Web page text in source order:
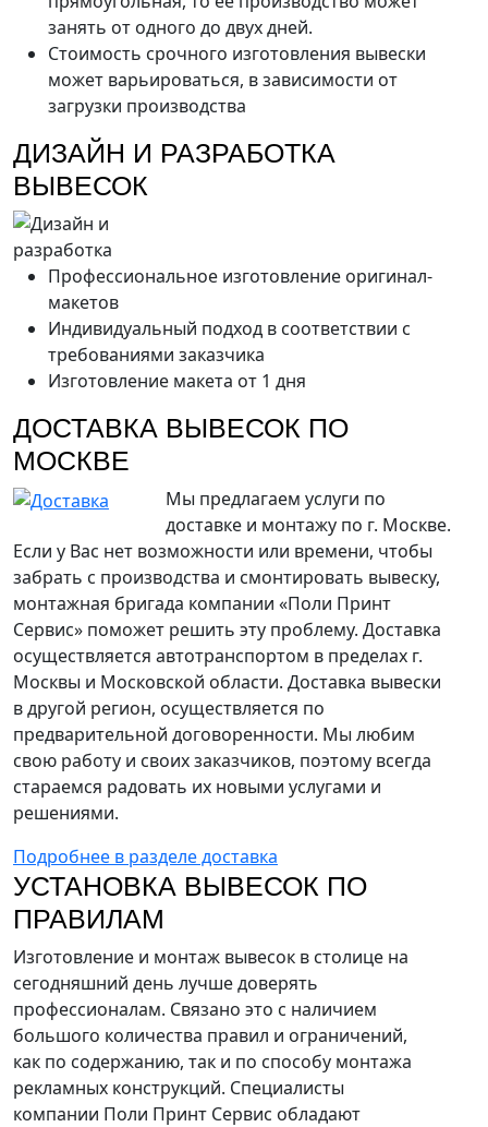
занять от одного до двух дней.
Стоимость срочного изготовления вывески
может варьироваться, в зависимости от
загрузки производства
ДИЗАЙН И РАЗРАБОТКА
ВЫВЕСОК
Профессиональное изготовление оригинал-
макетов
Индивидуальный подход в соответствии с
требованиями заказчика
Изготовление макета от 1 дня
ДОСТАВКА ВЫВЕСОК ПО
МОСКВЕ
Мы предлагаем услуги по
доставке и монтажу по г. Москве.
Если у Вас нет возможности или времени, чтобы
забрать с производства и смонтировать вывеску,
монтажная бригада компании «Поли Принт
Сервис» поможет решить эту проблему. Доставка
осуществляется автотранспортом в пределах г.
Москвы и Московской области. Доставка вывески
в другой регион, осуществляется по
предварительной договоренности. Мы любим
свою работу и своих заказчиков, поэтому всегда
стараемся радовать их новыми услугами и
решениями.
Подробнее в разделе доставка
УСТАНОВКА ВЫВЕСОК ПО
ПРАВИЛАМ
Изготовление и монтаж вывесок в столице на
сегодняшний день лучше доверять
профессионалам. Связано это с наличием
большого количества правил и ограничений,
как по содержанию, так и по способу монтажа
рекламных конструкций. Специалисты
компании Поли Принт Сервис обладают